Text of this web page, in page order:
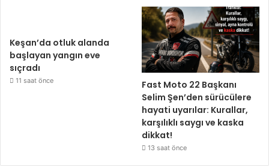
Keşan’da otluk alanda
başlayan yangın eve
sıçradı
11 saat önce
Fast Moto 22 Başkanı
Selim Şen’den sürücülere
hayati uyarılar: Kurallar,
karşılıklı saygı ve kaska
dikkat!
13 saat önce